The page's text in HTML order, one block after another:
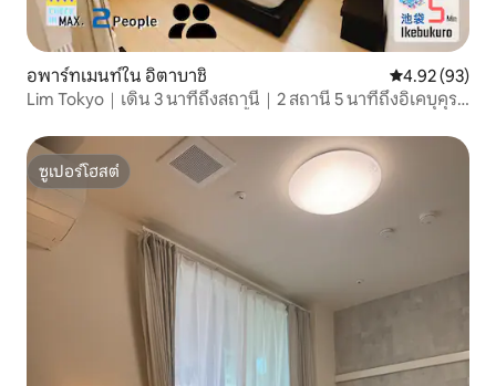
อพาร์ทเมนท์ใน อิตาบาชิ คะแนนเฉลี่ย
4.92 (93)
Lim Tokyo｜เดิน 3 นาทีถึงสถานี｜2 สถานี 5 นาทีถึงอิเคบุคุระ
เช่าระยะยาว｜ลิฟต์สัมภาระ, Li.
ซูเปอร์โฮสต์
ซูเปอร์โฮสต์